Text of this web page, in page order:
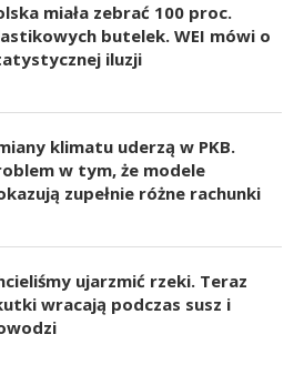
miała zebrać 100 proc.
butelek. WEI mówi o
iluzji
klimatu uderzą w PKB.
w tym, że modele
zupełnie różne rachunki
ujarzmić rzeki. Teraz
wracają podczas susz i